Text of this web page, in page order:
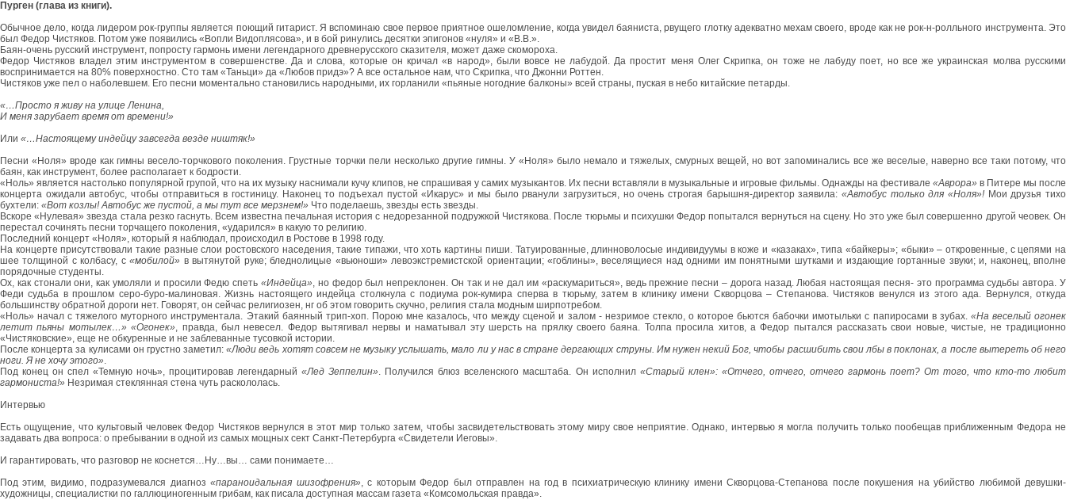
Пурген (глава из книги).
Обычное дело, когда лидером рок-группы является поющий гитарист. Я вспоминаю свое первое приятное ошеломление, когда увидел баяниста, рвущего глотку адекватно мехам своего, вроде как не рок-н-ролльного инструмента. Это
был Федор Чистяков. Потом уже появились «Вопли Видоплясова», и в бой ринулись десятки эпигонов «нуля» и «В.В.».
Баян-очень русский инструмент, попросту гармонь имени легендарного древнерусского сказителя, может даже скомороха.
Федор Чистяков владел этим инструментом в совершенстве. Да и слова, которые он кричал «в народ», были вовсе не лабудой. Да простит меня Олег Скрипка, он тоже не лабуду поет, но все же украинская молва русскими
воспринимается на 80% поверхностно. Сто там «Таньци» да «Любов придэ»? А все остальное нам, что Скрипка, что Джонни Роттен.
Чистяков уже пел о наболевшем. Его песни моментально становились народными, их горланили «пьяные ногодние балконы» всей страны, пуская в небо китайские петарды.
«…Просто я живу на улице Ленина,
И меня зарубает время от времени!»
Или «…Настоящему индейцу завсегда везде ништяк!»
Песни «Ноля» вроде как гимны весело-торчкового поколения. Грустные торчки пели несколько другие гимны. У «Ноля» было немало и тяжелых, смурных вещей, но вот запоминались все же веселые, наверно все таки потому, что
баян, как инструмент, более располагает к бодрости.
«Ноль» является настолько популярной групой, что на их музыку наснимали кучу клипов, не спрашивая у самих музыкантов. Их песни вставляли в музыкальные и игровые фильмы. Однажды на фестивале «Аврора» в Питере мы после
концерта ожидали автобус, чтобы отправиться в гостиницу. Наконец то подъехал пустой «Икарус» и мы было рванули загрузиться, но очень строгая барышня-директор заявила: «Автобус только для «Ноля»!Мои друзья тихо
бухтели: «Вот козлы! Автобус же пустой, а мы тут все мерзнем!» Что поделаешь, звезды есть звезды.
Вскоре «Нулевая» звезда стала резко гаснуть. Всем известна печальная история с недорезанной подружкой Чистякова. После тюрьмы и психушки Федор попытался вернуться на сцену. Но это уже был совершенно другой чеовек. Он
перестал сочинять песни торчащего поколения, «ударился» в какую то религию.
Последний концерт «Ноля», который я наблюдал, происходил в Ростове в 1998 году.
На концерте присутствовали такие разные слои ростовского наседения, такие типажи, что хоть картины пиши. Татуированные, длинноволосые индивидуумы в коже и «казаках», типа «байкеры»; «быки» – откровенные, с цепями на
шее толщиной с колбасу, с«мобилой» в вытянутой руке; бледнолицые «вьюноши» левоэкстремистской ориентации; «гоблины», веселящиеся над одними им понятными шутками и издающие гортанные звуки; и, наконец, вполне
порядочные студенты.
Ох, как стонали они, как умоляли и просили Федю спеть «Индейца», но федор был непреклонен. Он так и не дал им «раскумариться», ведь прежние песни – дорога назад. Любая настоящая песня- это программа судьбы автора. У
Феди судьба в прошлом серо-буро-малиновая. Жизнь настоящего индейца столкнула с подиума рок-кумира сперва в тюрьму, затем в клинику имени Скворцова – Степанова. Чистяков венулся из этого ада. Вернулся, откуда
большинству обратной дороги нет. Говорят, он сейчас религиозен, нг об этом говорить скучно, религия стала модным ширпотребом.
«Ноль» начал с тяжелого муторного инструментала. Этакий баянный трип-хоп. Порою мне казалось, что между сценой и залом - незримое стекло, о которое бьются бабочки имотыльки с папиросами в зубах. «На веселый огонек
летит пьяны мотылек…» «Огонек», правда, был невесел. Федор вытягивал нервы и наматывал эту шерсть на прялку своего баяна. Толпа просила хитов, а Федор пытался рассказать свои новые, чистые, не традиционно
«Чистяковские», еще не обкуренные и не заблеванные тусовкой истории.
После концерта за кулисами он грустно заметил:«Люди ведь хотят совсем не музыку услышать, мало ли у нас в стране дергающих струны. Им нужен некий Бог, чтобы расшибить свои лбы в поклонах, а после вытереть об него
ноги. Я не хочу этого».
Под конец он спел «Темную ночь», процитировав легендарный«Лед Зеппелин». Получился блюз вселенского масштаба. Он исполнил «Старый клен»: «Отчего, отчего, отчего гармонь поет? От того, что кто-то любит
гармониста!» Незримая стеклянная стена чуть раскололась.
Интервью
Есть ощущение, что культовый человек Федор Чистяков вернулся в этот мир только затем, чтобы засвидетельствовать этому миру свое неприятие. Однако, интервью я могла получить только пообещав приближенным Федора не
задавать два вопроса: о пребывании в одной из самых мощных сект Санкт-Петербурга «Свидетели Иеговы».
И гарантировать, что разговор не коснется…Ну…вы… сами понимаете…
Под этим, видимо, подразумевался диагноз«параноидальная шизофрения», с которым Федор был отправлен на год в психиатрическую клинику имени Скворцова-Степанова после покушения на убийство любимой девушки-
художницы, специалистки по галлюциногенным грибам, как писала доступная массам газета «Комсомольская правда».